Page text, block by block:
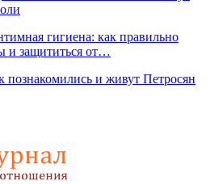
гигиена: как правильно
и защититься от…
познакомились и живут Петросян